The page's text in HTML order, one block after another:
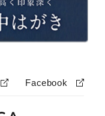
Facebook